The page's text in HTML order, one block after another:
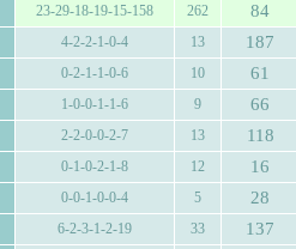
23-29-18-19-15-158 262 84
4-2-2-1-0-4 13 187
0-2-1-1-0-6 10 61
1-0-0-1-1-6 9 66
2-2-0-0-2-7 13 118
0-1-0-2-1-8 12 16
0-0-1-0-0-4 5 28
6-2-3-1-2-19 33 137